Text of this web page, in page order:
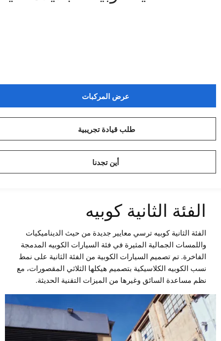
عرض المركبات
طلب قيادة تجريبية
أين تجدنا
الفئة الثانية كوبيه
الفئة الثانية كوبيه ترسي معايير جديدة من حيث الديناميكيات
واللمسات الجمالية المثيرة في فئة السيارات الكوبيه المدمجة
الفاخرة. تم تصميم السيارات الكوبية من الفئة الثانية على نمط
نسب الكوبيه الكلاسيكية بتصميم هيكلها الثلاثي المقصورات، مع
نظم مساعدة السائق وغيرها من الميزات التقنية الحديثة.